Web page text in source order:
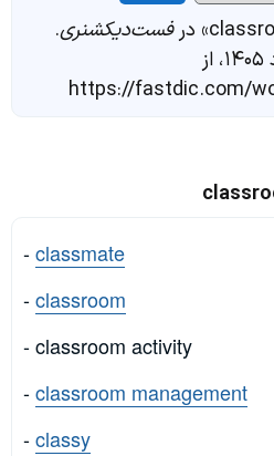
فست‌دیکشنری.
مشاهده در تاریخ ۱۹ مرداد ۱۴۰۵، از
https://fastdic.com/
-classmate
-classroom
- classroom activity
-classroom management
-classy